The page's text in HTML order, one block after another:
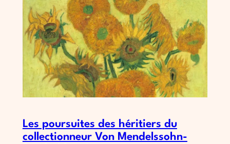
Les poursuites des héritiers du
collectionneur Von Mendelssohn-